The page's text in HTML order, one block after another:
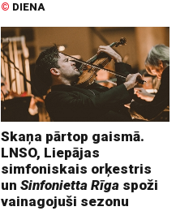
© DIENA
Skaņa pārtop gaismā.
LNSO, Liepājas
simfoniskais orķestris
unSinfonietta Rīga spoži
vainagojuši sezonu